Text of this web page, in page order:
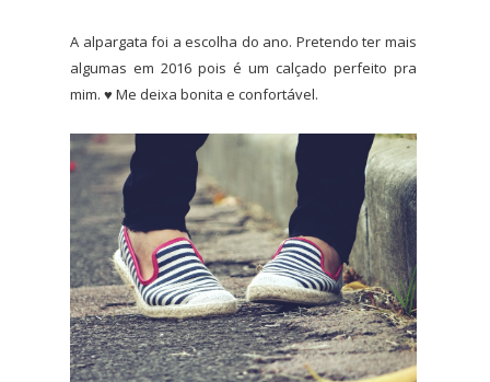
A alpargata foi a escolha do ano. Pretendo ter mais
algumas em 2016 pois é um calçado perfeito pra
mim. ♥ Me deixa bonita e confortável.